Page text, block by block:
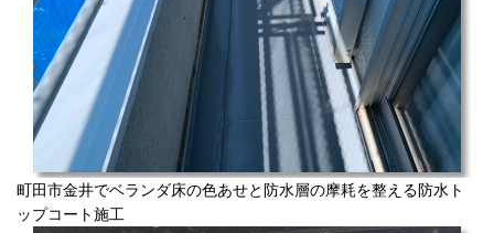
町田市金井でベランダ床の色あせと防水層の摩耗を整える防水ト
ップコート施工